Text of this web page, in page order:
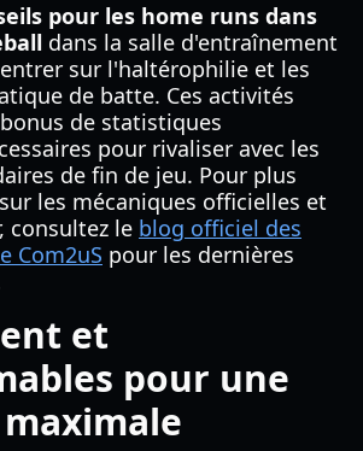
pour les home runs dans
dans la salle d'entraînement
sur l'haltérophilie et les
de batte. Ces activités
de statistiques
pour rivaliser avec les
de fin de jeu. Pour plus
les mécaniques officielles et
consultez le blog officiel des
Com2uS pour les dernières
et
pour une